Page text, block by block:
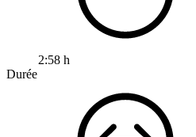
2:58 h
Durée